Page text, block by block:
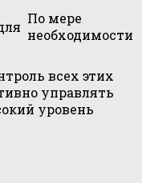
По мере
необходимости
всех этих
управлять
уровень